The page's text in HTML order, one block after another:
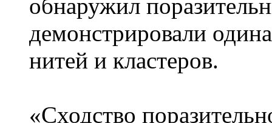
обнаружил
демонстрировали
нитей и кластеров.
«Сходство